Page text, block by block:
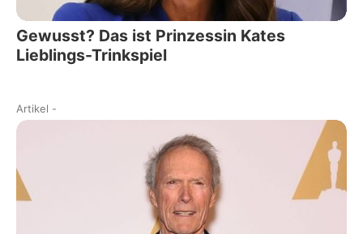
Gewusst? Das ist Prinzessin Kates
Lieblings-Trinkspiel
Artikel -